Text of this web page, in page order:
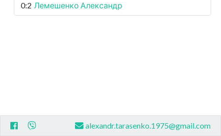
0:2 Лемешенко Александр
alexandr.tarasenko.1975@gmail.com